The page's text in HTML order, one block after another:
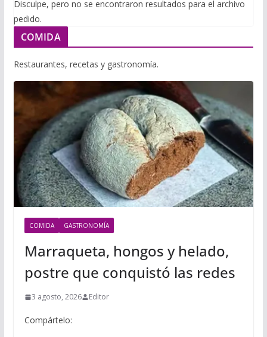
Disculpe, pero no se encontraron resultados para el archivo
pedido.
COMIDA
Restaurantes, recetas y gastronomía.
COMIDA GASTRONOMÍA
Marraqueta, hongos y helado,
postre que conquistó las redes
3 agosto, 2026 Editor
Compártelo:
m
a
t
r